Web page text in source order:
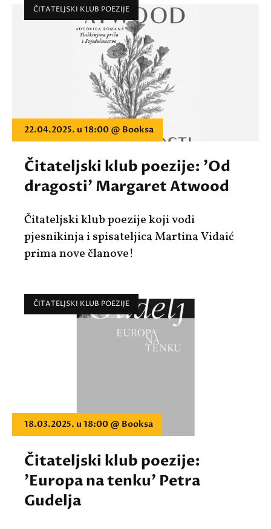
ČITATELJSKI KLUB POEZIJE
22.04.2025. u 18:00 @ Booksa
Čitateljski klub poezije: 'Od
dragosti' Margaret Atwood
Čitateljski klub poezije koji vodi
pjesnikinja i spisateljica Martina Vidaić
prima nove članove!
ČITATELJSKI KLUB POEZIJE
18.03.2025. u 18:00 @ Booksa
Čitateljski klub poezije:
'Europa na tenku' Petra
Gudelja